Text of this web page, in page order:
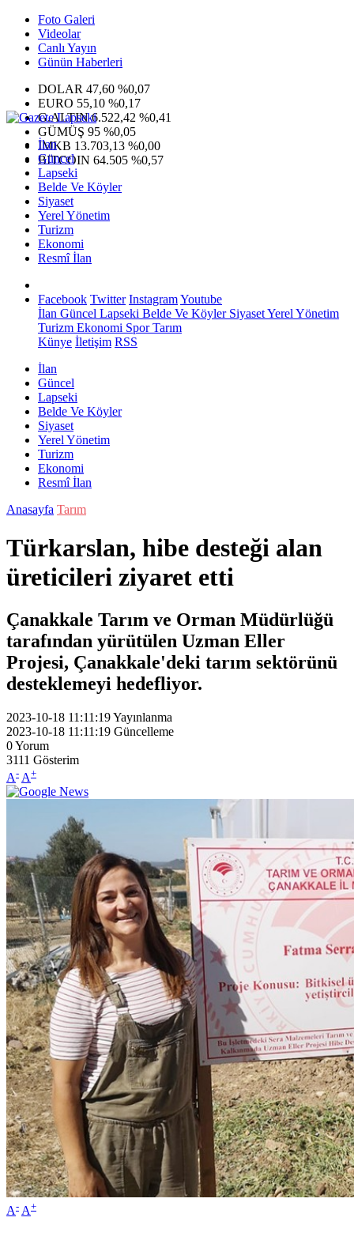
Foto Galeri
Videolar
Canlı Yayın
Günün Haberleri
DOLAR 47,60 %0,07
EURO 55,10 %0,17
G.ALTIN6.522,42 %0,41
GÜMÜŞ 95 %0,05
IMKB 13.703,13 %0,00
BITCOIN 64.505 %0,57
İlan
Güncel
Lapseki
Belde Ve Köyler
Siyaset
Yerel Yönetim
Turizm
Ekonomi
Resmî İlan
Facebook Twitter InstagramYoutube
İlan Güncel Lapseki Belde Ve KöylerSiyasetYerel Yönetim
Turizm Ekonomi SporTarım
Künye İletişim RSS
İlan
Güncel
Lapseki
Belde Ve Köyler
Siyaset
Yerel Yönetim
Turizm
Ekonomi
Resmî İlan
Anasayfa Tarım
Türkarslan, hibe desteği alan
üreticileri ziyaret etti
Çanakkale Tarım ve Orman Müdürlüğü
tarafından yürütülen Uzman Eller
Projesi, Çanakkale'deki tarım sektörünü
desteklemeyi hedefliyor.
2023-10-18 11:11:19Yayınlanma
2023-10-18 11:11:19 Güncelleme
0Yorum
3111 Gösterim
A- A+
A- A+